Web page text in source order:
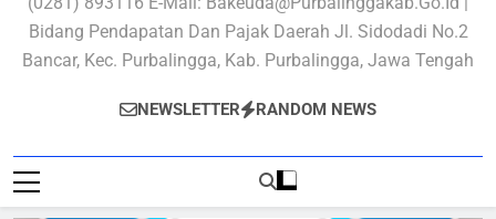
Bidang Pendapatan Dan Pajak Daerah Jl. Sidodadi No.2
Bancar, Kec. Purbalingga, Kab. Purbalingga, Jawa Tengah
NEWSLETTER RANDOM NEWS